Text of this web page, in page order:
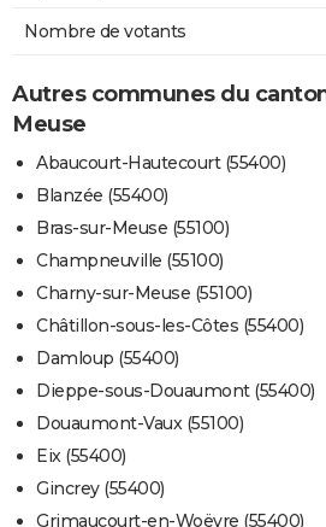
Nombre de votants
Autres communes du
Meuse
Abaucourt-Hautecourt (55400)
Blanzée (55400)
Bras-sur-Meuse (55100)
Champneuville (55100)
Charny-sur-Meuse (55100)
Châtillon-sous-les-Côtes (55400)
Damloup (55400)
Dieppe-sous-Douaumont (55400)
Douaumont-Vaux (55100)
Eix (55400)
Gincrey (55400)
Grimaucourt-en-Woëvre (55400)